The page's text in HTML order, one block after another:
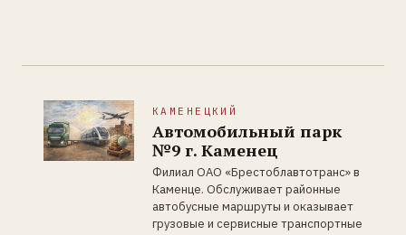
КАМЕНЕЦКИЙ
Автомобильный парк
№9 г. Каменец
Филиал ОАО «Брестоблавтотранс» в
Каменце. Обслуживает районные
автобусные маршруты и оказывает
грузовые и сервисные транспортные